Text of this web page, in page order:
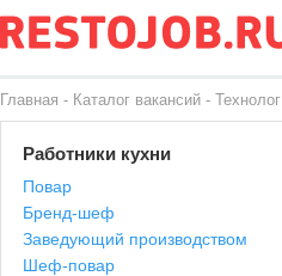
Главная - Каталог вакансий - Технолог
Работники кухни
Повар
Бренд-шеф
Заведующий производством
Шеф-повар